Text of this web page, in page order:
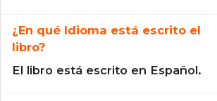
¿En qué Idioma está escrito el
libro?
El libro está escrito en Español.